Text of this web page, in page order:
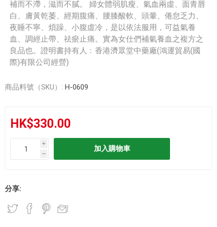
補而不滯，滋而不膩。 婦女體弱肌瘦、氣血兩虛、面青唇
白、膚黃乾萎、經期腹痛、腰膝酸軟、頭暈、倦怠乏力、
夜睡不寧、煩躁、小腹虛冷，是以依法服用，可益氣養
血、調經止帶、祛瘀止痛。實為女仕們補氣養血之複方之
良品也。證明書持有人﹕香港濟眾堂中藥廠(鴻運貿易(國
際)有限公司經營)
商品料號（SKU）: H-0609
HK$330.00
i
h
分享: